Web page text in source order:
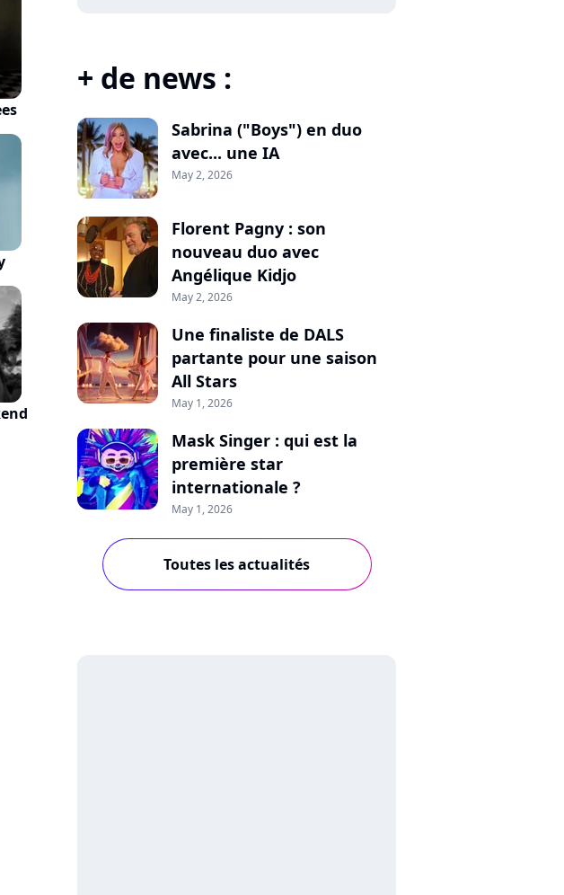
+ de news :
Sabrina ("Boys") en duo
avec... une IA
May 2, 2026
Florent Pagny : son
nouveau duo avec
Angélique Kidjo
May 2, 2026
Une finaliste de DALS
partante pour une saison
All Stars
May 1, 2026
Mask Singer : qui est la
première star
internationale ?
May 1, 2026
Toutes les actualités